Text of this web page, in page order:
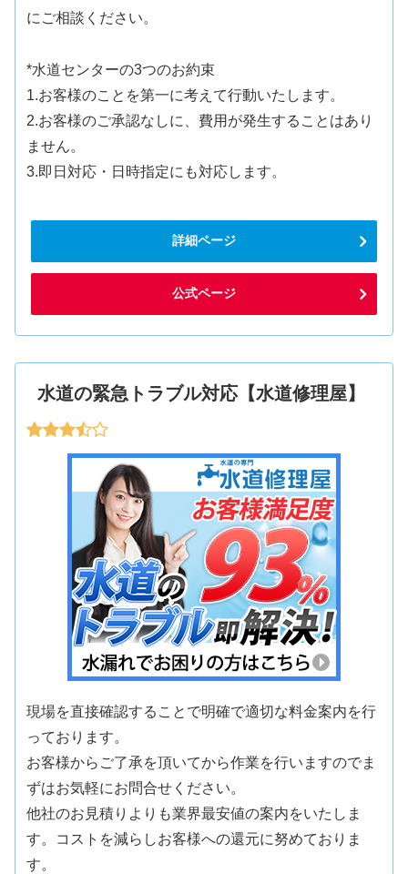
にご相談ください。
*水道センターの3つのお約束
1.お客様のことを第一に考えて行動いたします。
2.お客様のご承認なしに、費用が発生することはあり
ません。
3.即日対応・日時指定にも対応します。
詳細ページ
公式ページ
水道の緊急トラブル対応【水道修理屋】
現場を直接確認することで明確で適切な料金案内を行
っております。
お客様からご了承を頂いてから作業を行いますのでま
ずはお気軽にお問合せください。
他社のお見積りよりも業界最安値の案内をいたしま
す。コストを減らしお客様への還元に努めておりま
す。